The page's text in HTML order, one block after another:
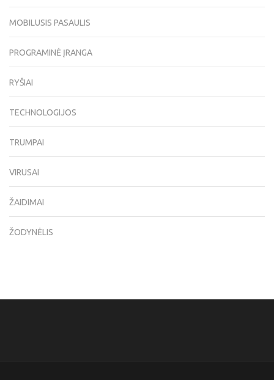
MOBILUSIS PASAULIS
PROGRAMINĖ ĮRANGA
RYŠIAI
TECHNOLOGIJOS
TRUMPAI
VIRUSAI
ŽAIDIMAI
ŽODYNĖLIS